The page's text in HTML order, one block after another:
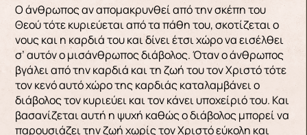
Ο άνθρωπος αν απομακρυνθεί από την σκέπη του
Θεού τότε κυριεύεται από τα πάθη του, σκοτίζεται ο
νους και η καρδιά του και δίνει έτσι χώρο να εισέλθει
σ’ αυτόν ο μισάνθρωπος διάβολος. Όταν ο άνθρωπος
βγάλει από την καρδιά και τη ζωή του τον Χριστό τότε
τον κενό αυτό χώρο της καρδιάς καταλαμβάνει ο
διάβολος τον κυριεύει και τον κάνει υποχείριό του. Και
βασανίζεται αυτή η ψυχή καθώς ο διάβολος μπορεί να
παρουσιάζει την ζωή χωρίς τον Χριστό εύκολη και